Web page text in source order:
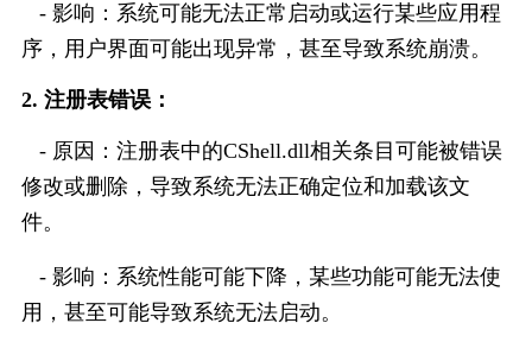
- 影响：系统可能无法正常启动或运行某些应用程
序，用户界面可能出现异常，甚至导致系统崩溃。
2. 注册表错误：
- 原因：注册表中的CShell.dll相关条目可能被错误
修改或删除，导致系统无法正确定位和加载该文
件。
- 影响：系统性能可能下降，某些功能可能无法使
用，甚至可能导致系统无法启动。